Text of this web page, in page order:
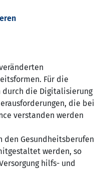
Für die
durch die Digitalisierung
die bei
verstanden werden
den Gesundheitsberufen
werden, so
hilfs- und